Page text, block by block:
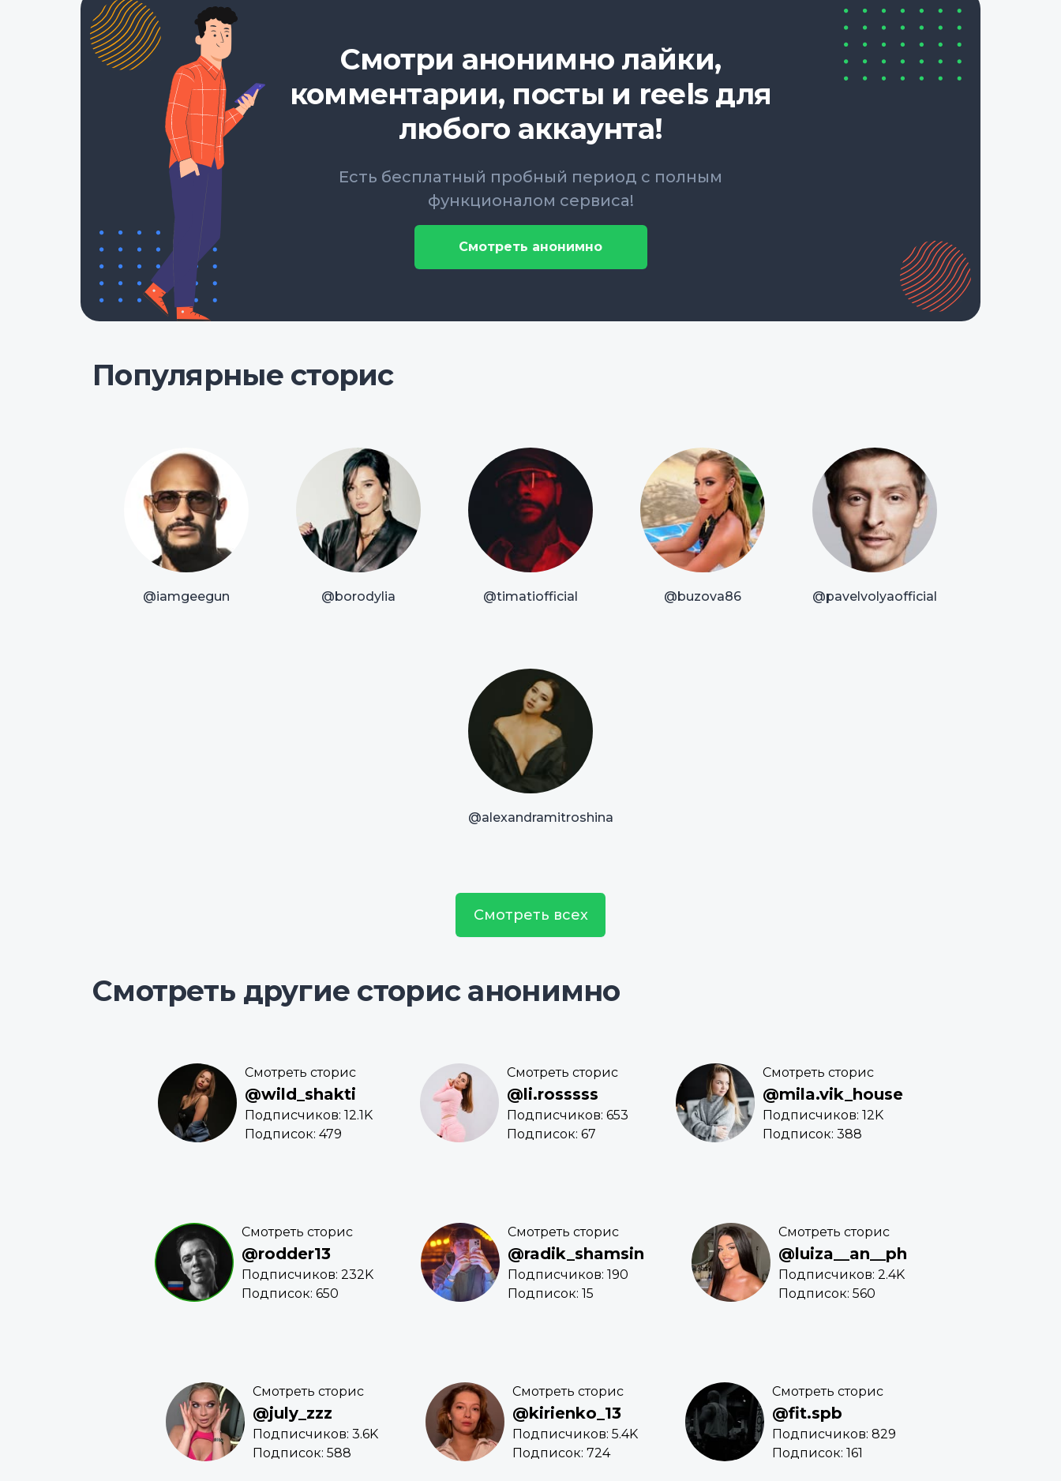
Смотри анонимно лайки,
комментарии, посты и reels для
любого аккаунта!
Есть бесплатный пробный период с полным
функционалом сервиса!
Смотреть анонимно
Популярные сторис
@iamgeegun @borodylia @timatiofficial @buzova86 @pavelvolyaofficial
@alexandramitroshina
Смотреть всех
Смотреть другие сторис анонимно
Смотреть сторис
@wild_shakti
Подписчиков: 12.1K
Подписок: 479
Смотреть сторис
@li.rosssss
Подписчиков: 653
Подписок: 67
Смотреть сторис
@mila.vik_house
Подписчиков: 12K
Подписок: 388
Смотреть сторис
@rodder13
Подписчиков: 232K
Подписок: 650
Смотреть сторис
@radik_shamsin
Подписчиков: 190
Подписок: 15
Смотреть сторис
@luiza__an__ph
Подписчиков: 2.4K
Подписок: 560
Смотреть сторис
@july_zzz
Подписчиков: 3.6K
Подписок: 588
Смотреть сторис
@kirienko_13
Подписчиков: 5.4K
Подписок: 724
Смотреть сторис
@fit.spb
Подписчиков: 829
Подписок: 161